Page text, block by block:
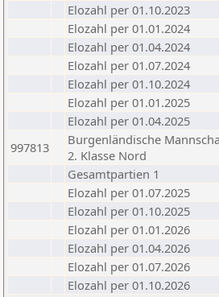
Elozahl per 01.10.2023
Elozahl per 01.01.2024
Elozahl per 01.04.2024
Elozahl per 01.07.2024
Elozahl per 01.10.2024
Elozahl per 01.01.2025
Elozahl per 01.04.2025
997813
Burgenländische
2. Klasse Nord
Gesamtpartien 1
Elozahl per 01.07.2025
Elozahl per 01.10.2025
Elozahl per 01.01.2026
Elozahl per 01.04.2026
Elozahl per 01.07.2026
Elozahl per 01.10.2026